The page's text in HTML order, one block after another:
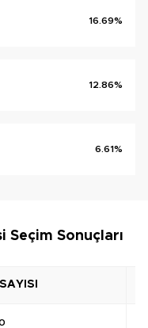
16.69%
12.86%
6.61%
Seçim Sonuçları